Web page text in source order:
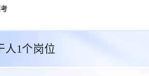
人1个岗位